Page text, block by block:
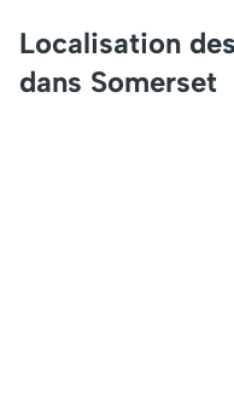
Localisation
dans Somerset